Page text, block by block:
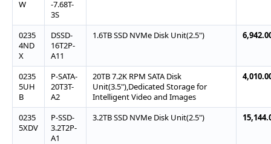
W
-7.68T-
3S
0235
4ND
X
DSSD-
16T2P-
A11
1.6TB SSD NVMe Disk Unit(2.5")
0235
5UH
B
P-SATA-
20T3T-
A2
20TB 7.2K RPM SATA Disk
Unit(3.5"),Dedicated Storage for
Intelligent Video and Images
0235
5XDV
P-SSD-
3.2T2P-
A1
3.2TB SSD NVMe Disk Unit(2.5")